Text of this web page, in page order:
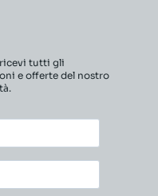
tutti gli
e offerte del nostro